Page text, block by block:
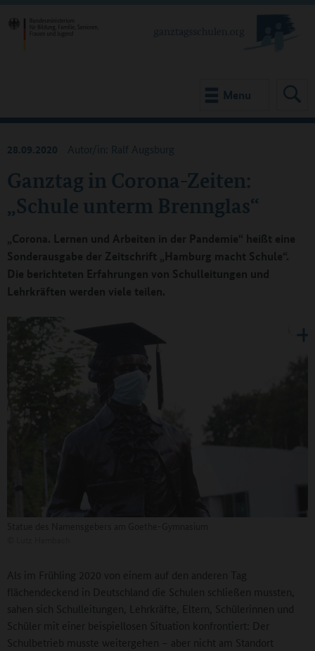
Menu
Ganztag in Corona-Zeiten:
„Schule unterm Brennglas“
28.09.2020 Autor/in: Ralf Augsburg
„Corona. Lernen und Arbeiten in der Pandemie“ heißt eine
Sonderausgabe der Zeitschrift „Hamburg macht Schule“.
Die berichteten Erfahrungen von Schulleitungen und
Lehrkräften werden viele teilen.
Als im Frühling 2020 von einem auf den anderen Tag
flächendeckend in Deutschland die Schulen schließen mussten,
sahen sich Schulleitungen, Lehrkräfte, Eltern, Schülerinnen und
Schüler mit einer beispiellosen Situation konfrontiert: Der
Schulbetrieb musste weitergehen – aber nicht am Standort